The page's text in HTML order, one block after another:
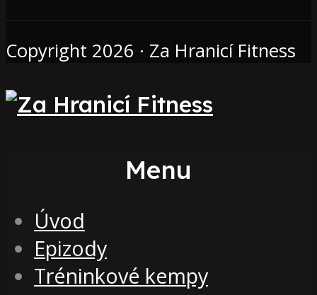
Copyright 2026 · Za Hranicí Fitness
Menu
Úvod
Epizody
Tréninkové kempy